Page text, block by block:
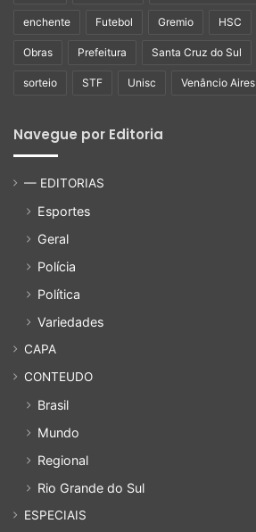
enchente Futebol Gremio HSC
Obras Prefeitura Santa Cruz do Sul
sorteio STF Unisc Venâncio Aires
Navegue por Editoria
— EDITORIAS
Esportes
Geral
Polícia
Política
Variedades
CAPA
CONTEUDO
Brasil
Mundo
Regional
Rio Grande do Sul
ESPECIAIS